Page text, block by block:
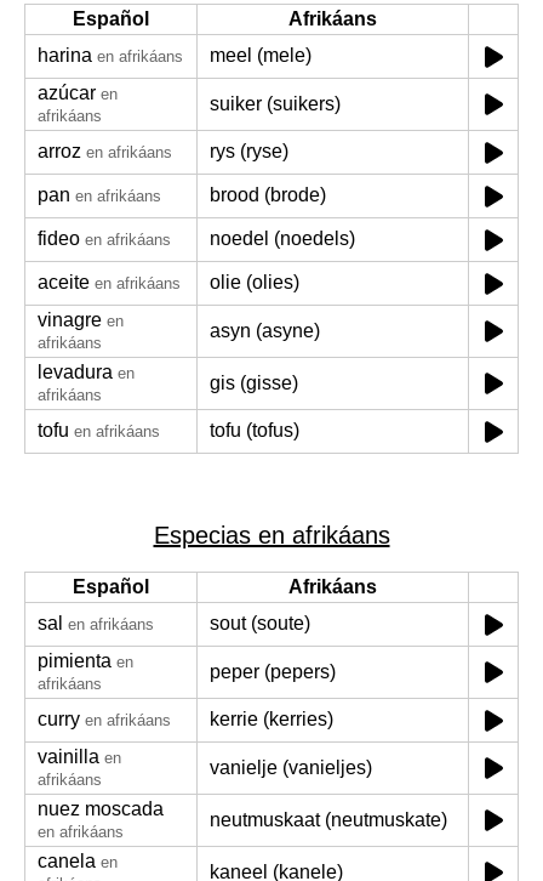
Español
Afrikáans
harina en afrikáans
meel (mele)
azúcar en
afrikáans
suiker (suikers)
arroz en afrikáans rys (ryse)
pan en afrikáans brood (brode)
fideo en afrikáans noedel (noedels)
aceite en afrikáans
olie (olies)
vinagre en
afrikáans
asyn (asyne)
levadura en
afrikáans
gis (gisse)
tofu en afrikáans tofu (tofus)
Especias en afrikáans
Español
Afrikáans
sal en afrikáans
sout (soute)
pimienta en
afrikáans
peper (pepers)
curry en afrikáans
kerrie (kerries)
vainilla en
afrikáans
vanielje (vanieljes)
nuez moscada
en afrikáans
neutmuskaat (neutmuskate)
canela en
kaneel (kanele)